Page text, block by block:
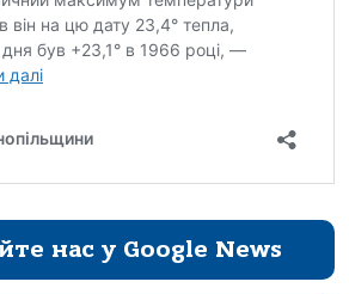
нас у Google News